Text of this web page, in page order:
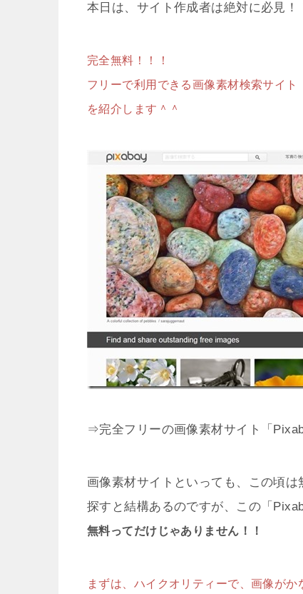
本日は、サイト作成者は絶対に必見！
完全無料！！！
フリーで利用できる画像素材検索サイト
を紹介します＾＾
⇒完全フリーの画像素材サイト「
画像素材サイトといっても、この頃は
探すと結構あるのですが、この「
無料ってだけじゃありません！！
まずは、ハイクオリティーで、画像がか